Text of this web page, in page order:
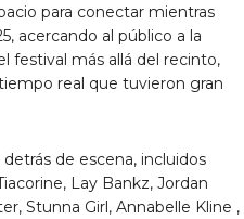
para conectar mientras
acercando al público a la
festival más allá del recinto,
real que tuvieron gran
de escena, incluidos
Lay Bankz, Jordan
Stunna Girl, Annabelle Kline ,